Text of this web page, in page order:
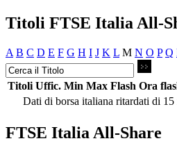
Titoli FTSE Italia All-
A B C D E F G H I J K L M N O P Q
Titoli Uffic. Min Max Flash Ora
Dati di borsa italiana ritardati di 15
FTSE Italia All-Share